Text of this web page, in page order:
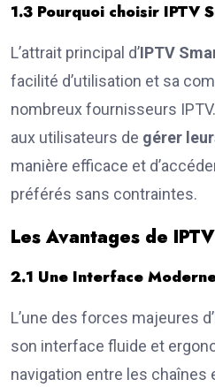
1.3 Pourquoi choisir IPTV
L’attrait principal d’IPTV
facilité d’utilisation et sa
nombreux fournisseurs
aux utilisateurs de gérer
manière efficace et
préférés sans contraintes.
Les Avantages de
2.1 Une Interface
L’une des forces majeures d’
son interface fluide et
navigation entre les chaînes